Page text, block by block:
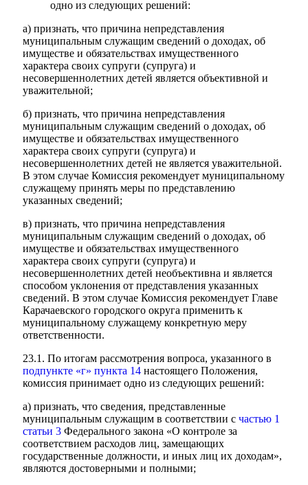
одно из следующих решений:
а) признать, что причина непредставления
муниципальным служащим сведений о доходах, об
имуществе и обязательствах имущественного
характера своих супруги (супруга) и
несовершеннолетних детей является объективной и
уважительной;
б) признать, что причина непредставления
муниципальным служащим сведений о доходах, об
имуществе и обязательствах имущественного
характера своих супруги (супруга) и
несовершеннолетних детей не является уважительной.
В этом случае Комиссия рекомендует муниципальному
служащему принять меры по представлению
указанных сведений;
в) признать, что причина непредставления
муниципальным служащим сведений о доходах, об
имуществе и обязательствах имущественного
характера своих супруги (супруга) и
несовершеннолетних детей необъективна и является
способом уклонения от представления указанных
сведений. В этом случае Комиссия рекомендует Главе
Карачаевского городского округа применить к
муниципальному служащему конкретную меру
ответственности.
23.1. По итогам рассмотрения вопроса, указанного в
подпункте «г» пункта 14 настоящего Положения,
комиссия принимает одно из следующих решений:
а) признать, что сведения, представленные
муниципальным служащим в соответствии с частью 1
статьи 3 Федерального закона «О контроле за
соответствием расходов лиц, замещающих
государственные должности, и иных лиц их доходам»,
являются достоверными и полными;